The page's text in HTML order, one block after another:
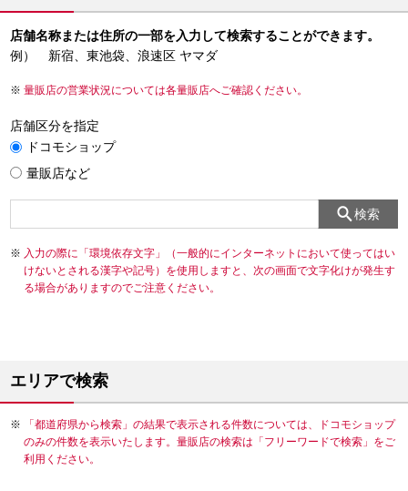
店舗名称または住所の一部を入力して検索することができます。
例） 新宿、東池袋、浪速区 ヤマダ
量販店の営業状況については各量販店へご確認ください。
店舗区分を指定
ドコモショップ
量販店など
検索
入力の際に「環境依存文字」（一般的にインターネットにおいて使ってはい
けないとされる漢字や記号）を使用しますと、次の画面で文字化けが発生す
る場合がありますのでご注意ください。
エリアで検索
「都道府県から検索」の結果で表示される件数については、ドコモショップ
のみの件数を表示いたします。量販店の検索は「フリーワードで検索」をご
利用ください。